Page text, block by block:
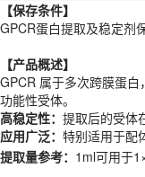
【产品概述】
GPCR 属于多次跨膜蛋
高稳定性：提取后的受
应用广泛：特别适用于配
提取量参考：
【实验前准备】
配制完全裂解液（现配现
【保存条件】
GPCR蛋白提取及稳定
【产品概述】
GPCR 属于多次跨膜蛋
功能性受体。
高稳定性： 提取后的受
应用广泛： 特别适用于配
提取量参考： 1ml可用于